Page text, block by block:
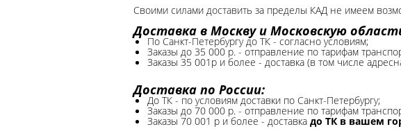
Своими силами доставить за пределы КАД не имеем
Доставка в Москву и Московскую
По Санкт-Петербургу до ТК - согласно условиям;
Заказы до 35 000 р. - отправление по тарифам
Заказы 35 001р и более - доставка (в том числе
Доставка по России:
До ТК - по условиям доставки по Санкт-Петербургу;
Заказы до 70 000 р. - отправление по тарифам
Заказы 70 001 р и более - доставка до ТК в вашем